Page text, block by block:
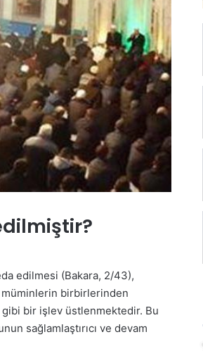
edilmesi (Bakara, 2/43),
müminlerin birbirlerinden
bir işlev üstlenmektedir. Bu
sağlamlaştırıcı ve devam